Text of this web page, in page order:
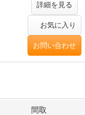
詳細を見る
お気に入り
お問い合わせ
間取